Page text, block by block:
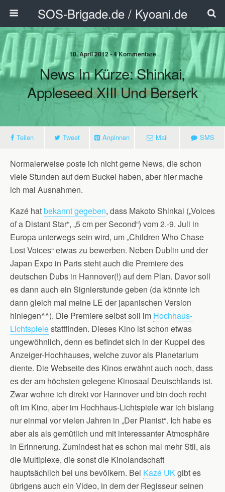
SOS-Brigade.de / Kyoani.de
10. April 2012 • 4 Kommentare
News In Kürze: Shinkai,
Appleseed XIII Und Berserk
Teilen Tweet Anpinnen Mail SMS
Normalerweise poste ich nicht gerne News, die schon
viele Stunden auf dem Buckel haben, aber hier mache
ich mal Ausnahmen.
Kazé hatbekannt gegeben, dass Makoto Shinkai („Voices
of a Distant Star“, „5 cm per Second“) vom 2.-9. Juli in
Europa unterwegs sein wird, um „Children Who Chase
Lost Voices“ etwas zu bewerben. Neben Dublin und der
Japan Expo in Paris steht auch die Premiere des
deutschen Dubs in Hannover(!) auf dem Plan. Davor soll
es dann auch ein Signierstunde geben (da könnte ich
dann gleich mal meine LE der japanischen Version
hinlegen^^). Die Premiere selbst soll im Hochhaus-
Lichtspielestattfinden. Dieses Kino ist schon etwas
ungewöhnlich, denn es befindet sich in der Kuppel des
Anzeiger-Hochhauses, welche zuvor als Planetarium
diente. Die Webseite des Kinos erwähnt auch noch, dass
es der am höchsten gelegene Kinosaal Deutschlands ist.
Zwar wohne ich direkt vor Hannover und bin doch recht
oft im Kino, aber im Hochhaus-Lichtspiele war ich bislang
nur einmal vor vielen Jahren in „Der Pianist“. Ich habe es
aber als als gemütlich und mit interessanter Atmosphäre
in Erinnerung. Zumindest hat es schon mal mehr Stil, als
die Multiplexe, die sonst die Kinolandschaft
hauptsächlich bei uns bevölkern. Bei Kazé UKgibt es
übrigens auch ein Video, in dem der Regisseur seinen